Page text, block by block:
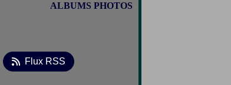
ALBUMS PHOTOS
Flux RSS